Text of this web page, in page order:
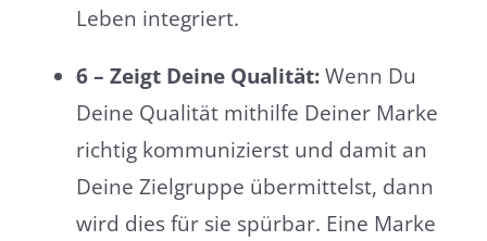
Leben integriert.
6 – Zeigt Deine Qualität:Wenn Du
Deine Qualität mithilfe Deiner Marke
richtig kommunizierst und damit an
Deine Zielgruppe übermittelst, dann
wird dies für sie spürbar. Eine Marke